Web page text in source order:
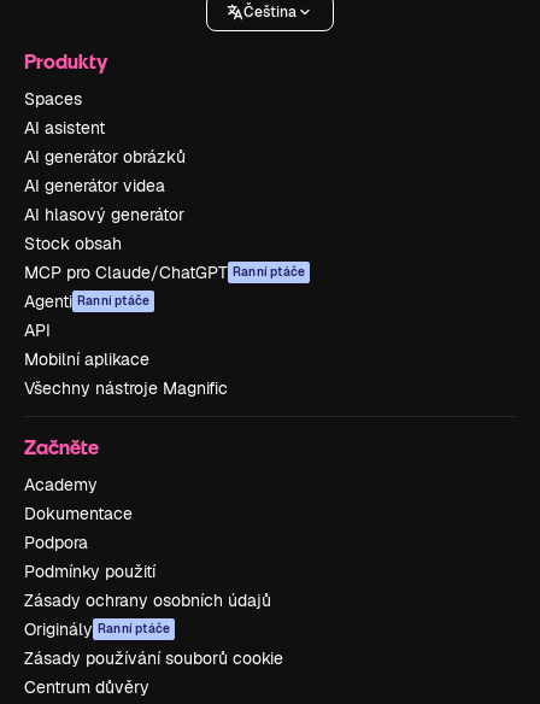
Čeština
Produkty
Spaces
AI asistent
AI generátor obrázků
AI generátor videa
AI hlasový generátor
Stock obsah
MCP pro Claude/ChatGPT Ranní ptáče
Agenti Ranní ptáče
API
Mobilní aplikace
Všechny nástroje Magnific
Začněte
Academy
Dokumentace
Podpora
Podmínky použití
Zásady ochrany osobních údajů
Originály Ranní ptáče
Zásady používání souborů cookie
Centrum důvěry